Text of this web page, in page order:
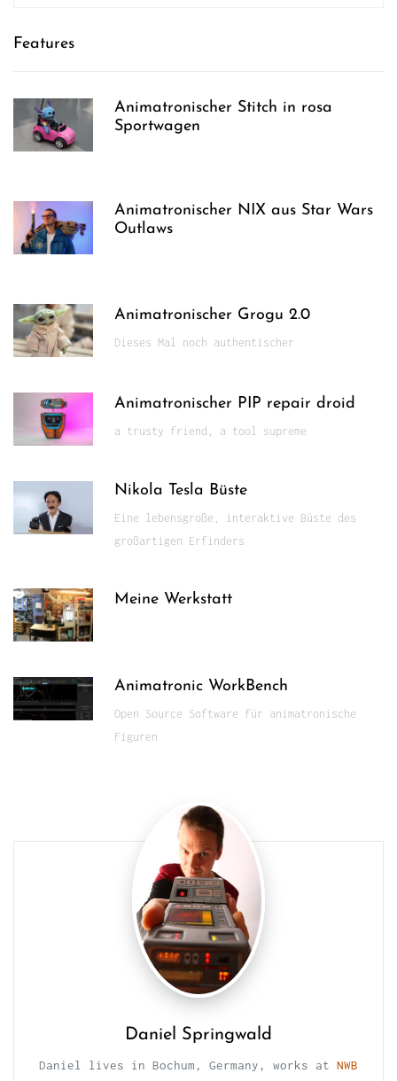
Features
Animatronischer Stitch in rosa
Sportwagen
Animatronischer NIX aus Star Wars
Outlaws
Animatronischer Grogu 2.0
Dieses Mal noch authentischer
Animatronischer PIP repair droid
a trusty friend, a tool supreme
Nikola Tesla Büste
Eine lebensgroße, interaktive Büste des
großartigen Erfinders
Meine Werkstatt
Animatronic WorkBench
Open Source Software für animatronische
Figuren
Daniel Springwald
Daniel lives in Bochum, Germany, works at NWB